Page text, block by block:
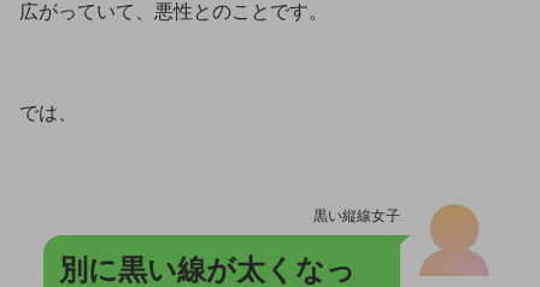
広がっていて、悪性とのことです。
では、
黒い縦線女子
別に黒い線が太くなっ